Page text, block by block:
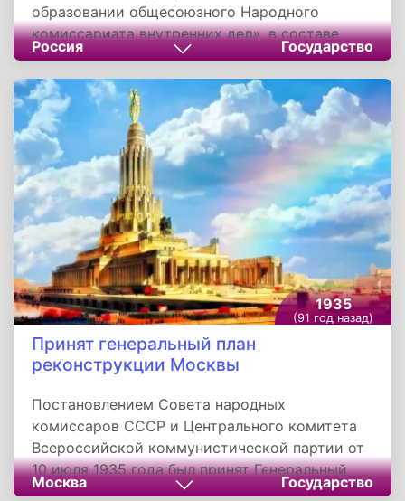
образовании общесоюзного Народного
комиссариата внутренних дел», в составе
которого были созданы Главные управления
госбезопасности, рабоче-крестьянской
милиции, пограничной и внутренней охраны,
пожарной охраны, исправительно-трудовых
лагерей и поселений.
Россия Государство
1935
(91 год назад)
Принят генеральный план
реконструкции Москвы
Постановлением Совета народных
комиссаров СССР и Центрального комитета
Всероссийской коммунистической партии от
10 июля 1935 года был принят Генеральный
план социалистической реконструкции
Москва Государство